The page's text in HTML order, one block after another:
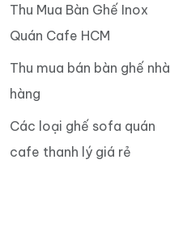
Thu Mua Bàn Ghế Inox
Quán Cafe HCM
Thu mua bán bàn ghế nhà
hàng
Các loại ghế sofa quán
cafe thanh lý giá rẻ